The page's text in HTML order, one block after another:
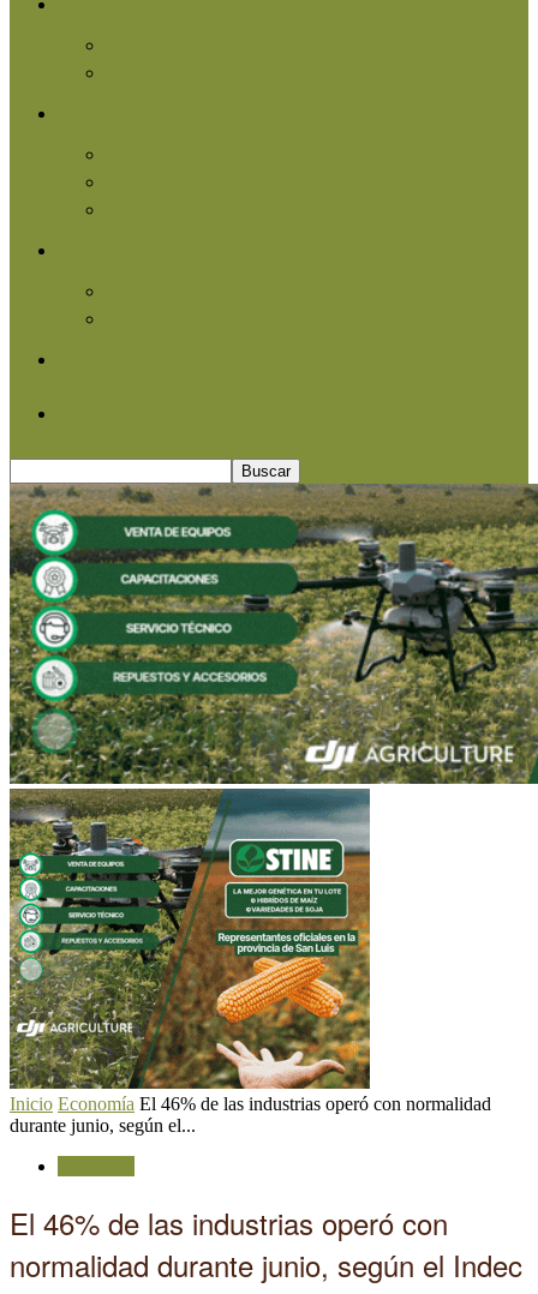
Inicio Economía El 46% de las industrias operó con normalidad
durante junio, según el...
El 46% de las industrias operó con
normalidad durante junio, según el Indec